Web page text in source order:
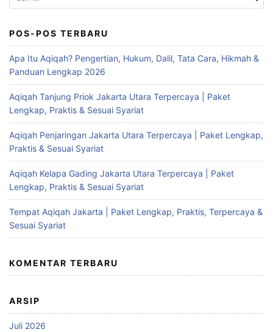
untuk:
POS-POS TERBARU
Apa Itu Aqiqah? Pengertian, Hukum, Dalil, Tata Cara, Hikmah &
Panduan Lengkap 2026
Aqiqah Tanjung Priok Jakarta Utara Terpercaya | Paket
Lengkap, Praktis & Sesuai Syariat
Aqiqah Penjaringan Jakarta Utara Terpercaya | Paket Lengkap,
Praktis & Sesuai Syariat
Aqiqah Kelapa Gading Jakarta Utara Terpercaya | Paket
Lengkap, Praktis & Sesuai Syariat
Tempat Aqiqah Jakarta | Paket Lengkap, Praktis, Terpercaya &
Sesuai Syariat
KOMENTAR TERBARU
ARSIP
Juli 2026